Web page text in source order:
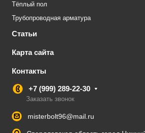
Тёплый пол
Трубопроводная арматура
Статьи
Карта сайта
Контакты
+7 (999) 289-22-30
Заказать звонок
misterbolt96@mail.ru